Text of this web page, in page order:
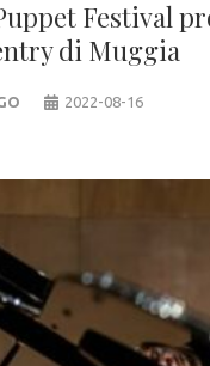
Festival
di Muggia
2022-08-16